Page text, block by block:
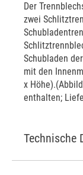
Der
zwei
Schubladen
mit den
x
enthalten;
Technische